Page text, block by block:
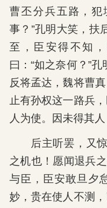
曹丕分兵五路，
事？”孔明大笑，扶
至，臣安得不知
曰：“如之奈何？”
反将孟达，魏将曹
止有孙权这一路兵
人为使。因未得其
后主听罢，又
之机也！愿闻退兵
与臣，臣安敢旦夕
妙，贵在使人不测